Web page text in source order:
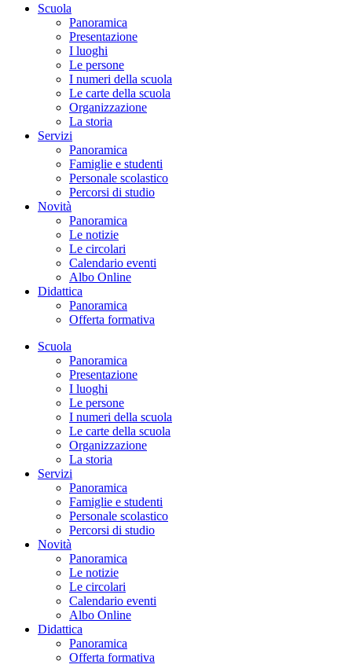
Scuola
Panoramica
Presentazione
I luoghi
Le persone
I numeri della scuola
Le carte della scuola
Organizzazione
La storia
Servizi
Panoramica
Famiglie e studenti
Personale scolastico
Percorsi di studio
Novità
Panoramica
Le notizie
Le circolari
Calendario eventi
Albo Online
Didattica
Panoramica
Offerta formativa
Scuola
Panoramica
Presentazione
I luoghi
Le persone
I numeri della scuola
Le carte della scuola
Organizzazione
La storia
Servizi
Panoramica
Famiglie e studenti
Personale scolastico
Percorsi di studio
Novità
Panoramica
Le notizie
Le circolari
Calendario eventi
Albo Online
Didattica
Panoramica
Offerta formativa